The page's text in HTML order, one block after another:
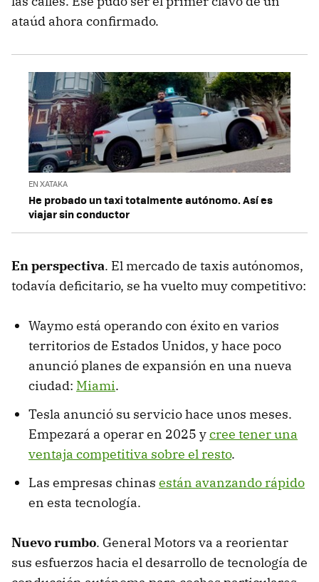
ataúd ahora confirmado.
EN XATAKA
He probado un taxi totalmente autónomo. Así es
viajar sin conductor
En perspectiva. El mercado de taxis autónomos,
todavía deficitario, se ha vuelto muy competitivo:
Waymo está operando con éxito en varios
territorios de Estados Unidos, y hace poco
anunció planes de expansión en una nueva
ciudad: Miami.
Tesla anunció su servicio hace unos meses.
Empezará a operar en 2025 ycree tener una
ventaja competitiva sobre el resto.
Las empresas chinas están avanzando rápido
en esta tecnología.
Nuevo rumbo. General Motors va a reorientar
sus esfuerzos hacia el desarrollo de tecnología de